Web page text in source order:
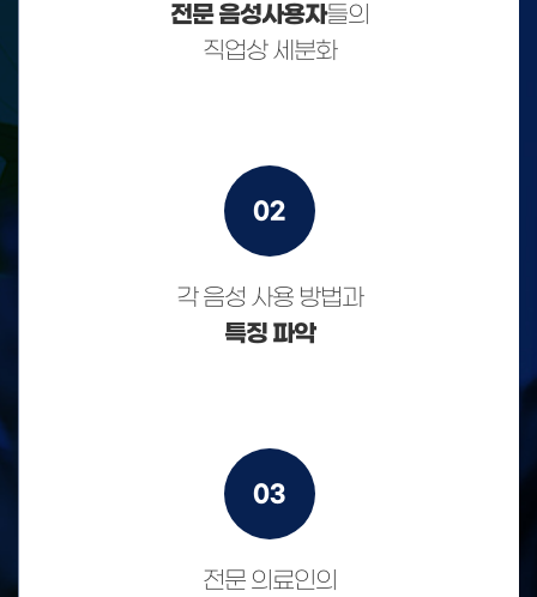
전문 음성사용자들의
직업상 세분화
02
각 음성 사용 방법과
특징 파악
03
전문 의료인의